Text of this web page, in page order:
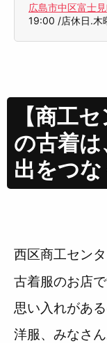
広島市中区富士
19:00 /店休日.木
【商工
の古着
出をつな
西区商工セン
古着服のお店で
思い入れがあ
洋服、みなさん